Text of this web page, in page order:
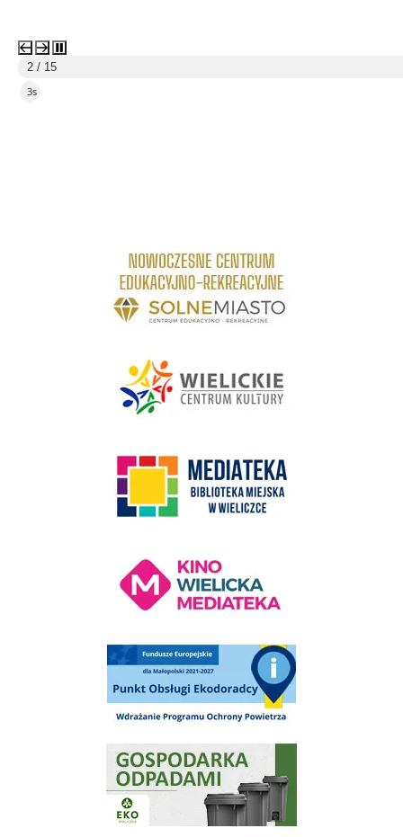
2 / 15
1s
link do strony Centrum Edukacyjno Rekreacyjne
Punkt Obsługi Ekodoradcy Wieliczka
Gospodarka odpadami na terenie Miasta i Gminy Wieliczka